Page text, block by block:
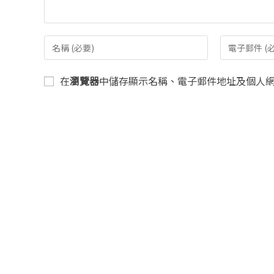
在瀏覽器中儲存顯示名稱、電子郵件地址及個人